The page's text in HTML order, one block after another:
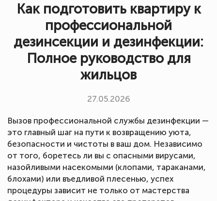
Как подготовить квартиру к
профессиональной
дезинсекции и дезинфекции:
Полное руководство для
жильцов
27.05.2026
Вызов профессиональной службы дезинфекции —
это главный шаг на пути к возвращению уюта,
безопасности и чистоты в ваш дом. Независимо
от того, боретесь ли вы с опасными вирусами,
назойливыми насекомыми (клопами, тараканами,
блохами) или въедливой плесенью, успех
процедуры зависит не только от мастерства